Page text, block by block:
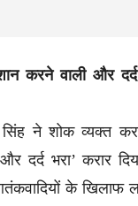
करने वाली और दर्द
सिंह ने शोक व्यक्त
दर्द भरा’ करार
के खिलाफ